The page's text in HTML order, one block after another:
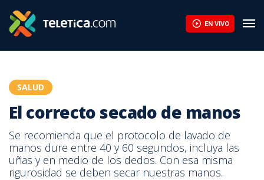
EN VIVO
SALUD
El correcto secado de manos
Se recomienda que el protocolo de lavado de
manos dure entre 40 y 60 segundos, incluya las
uñas y en medio de los dedos. Con esa misma
rigurosidad se deben secar nuestras manos.